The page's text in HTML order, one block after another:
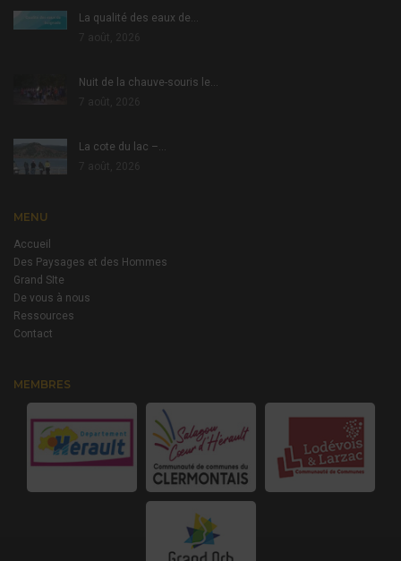
La qualité des eaux de…
Nuit de la chauve-souris le…
La cote du lac –…
MENU
Accueil
Des Paysages et des Hommes
Grand SIte
De vous à nous
Ressources
Contact
MEMBRES